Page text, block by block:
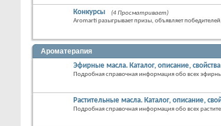
Конкурсы
(4 Просматривает)
Aromarti разыгрывает призы, объявляет
Ароматерапия
Эфирные масла. Каталог, описание, свойства
Подробная справочная информация обо всех
Растительные масла. Каталог, описание,
Подробная справочная информация обо всех